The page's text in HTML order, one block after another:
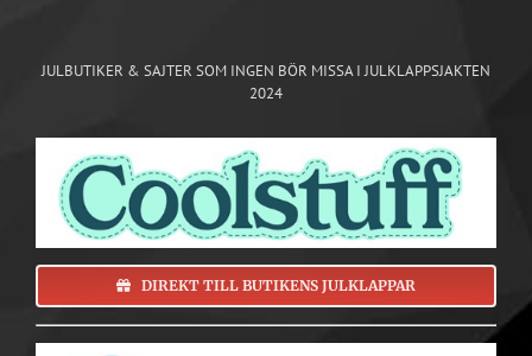
JULBUTIKER & SAJTER SOM INGEN BÖR MISSA I JULKLAPPSJAKTEN
2024
DIREKT TILL BUTIKENS JULKLAPPAR